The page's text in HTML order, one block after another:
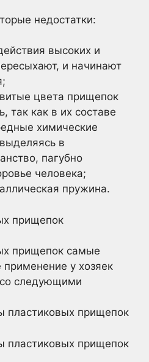
недостатки:
высоких и
и начинают
цвета прищепок
так как в их составе
химические
в
пагубно
человека;
пружина.
прищепок
прищепок самые
у хозяек
следующими
пластиковых прищепок
пластиковых прищепок